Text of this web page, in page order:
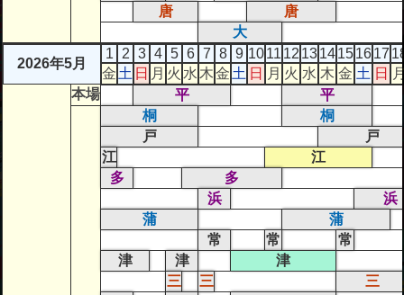
唐
唐
大
2026年5月
1 2 3 4 5 6 7 8 9 1011 12 1314151617
金 土 日 月 火 水 木金 土 日 月 火 水 木 金 土 日
本場 平 平
桐
桐
戸
戸
江
江
多
多
浜
浜
蒲
蒲
常
常
常
津
津
津
三
三
三